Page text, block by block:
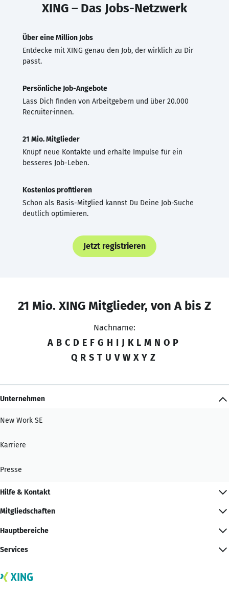
XING – Das Jobs-Netzwerk
Über eine Million Jobs
Entdecke mit XING genau den Job, der wirklich zu Dir
passt.
Persönliche Job-Angebote
Lass Dich finden von Arbeitgebern und über 20.000
Recruiter·innen.
21 Mio. Mitglieder
Knüpf neue Kontakte und erhalte Impulse für ein
besseres Job-Leben.
Kostenlos profitieren
Schon als Basis-Mitglied kannst Du Deine Job-Suche
deutlich optimieren.
Jetzt registrieren
21 Mio. XING Mitglieder, von A bis Z
Nachname:
A B C D E F G H I J K L M N O P
Q R S T U V W X Y Z
Unternehmen
New Work SE
Karriere
Presse
Hilfe & Kontakt
Mitgliedschaften
Hauptbereiche
Services